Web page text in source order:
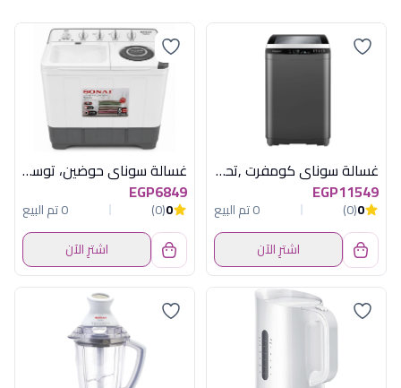
غسالة سوناي كومفرت ,تحميل علوي , تاتش , 12 كجم , 10 برامج متعددة MAR-1210 WTL
EGP11549
0
(0)
0 تم البيع
اشترِ الآن
غسالة سوناي حوضين، توستر، نصف أوتوماتيك، 12 كجم، بباب دعك ومؤقت للغسيل والعصر MAR-208
EGP6849
0
(0)
0 تم البيع
اشترِ الآن